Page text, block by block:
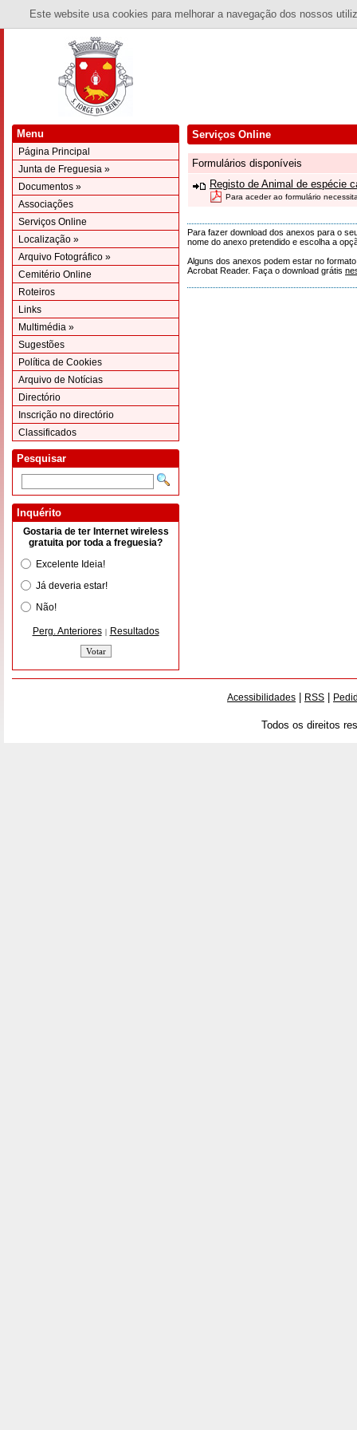
Este website usa cookies para melhorar a navegação dos nossos
Menu
Página Principal
Junta de Freguesia »
Documentos »
Associações
Serviços Online
Localização »
Arquivo Fotográfico »
Cemitério Online
Roteiros
Links
Multimédia »
Sugestões
Política de Cookies
Arquivo de Notícias
Directório
Inscrição no directório
Classificados
Pesquisar
Inquérito
Gostaria de ter Internet wireless
gratuita por toda a freguesia?
Excelente Ideia!
Já deveria estar!
Não!
Perg. Anteriores | Resultados
Serviços Online
Formulários disponíveis
Registo de Animal de espécie
Para aceder ao formulário
Para fazer download dos anexos para o
nome do anexo pretendido e escolha a
Alguns dos anexos podem estar no
Acrobat Reader. Faça o download grátis
Acessibilidades RSS
Todos os direitos